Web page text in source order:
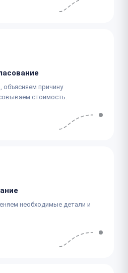
причину
стоимость.
необходимые детали и